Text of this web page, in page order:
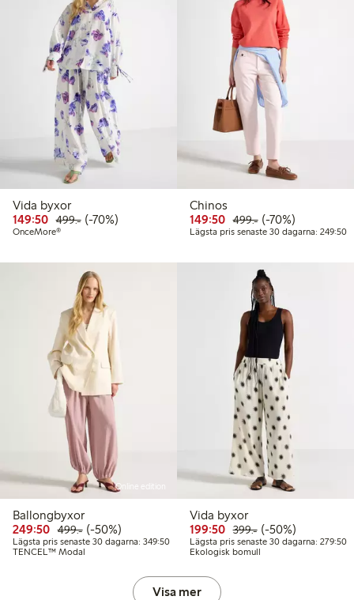
Vida byxor
149:50 Rabatterat pris: 149,50 kr
499:-Ordinarie pris: 499,00 kr
70% rabatt
(-70%)
OnceMore®
Chinos
149:50 Rabatterat pris: 149,50
499:-Ordinarie pris:
70% rabatt
(-70%)
Lägsta pris senaste 30 dagarna: 249:50
Online edition
Ballongbyxor
249:50 Rabatterat pris: 249,50 kr
499:-Ordinarie pris: 499,00 kr
50% rabatt
(-50%)
Lägsta pris senaste 30 dagarna: 349:50Lägsta pris senaste 30 dagarna: 349,50 kr
TENCEL™ Modal
Vida byxor
199:50 Rabatterat pris: 199,50
399:-Ordinarie pris:
50% rabatt
(-50%)
Lägsta pris senaste 30 dagarna: 279:50
Ekologisk bomull
Visa mer